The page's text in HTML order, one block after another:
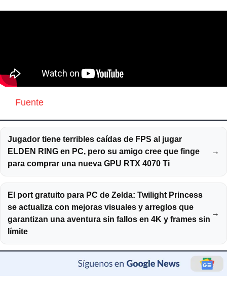
Fuente
Jugador tiene terribles caídas de FPS al jugar
ELDEN RING en PC, pero su amigo cree que finge
para comprar una nueva GPU RTX 4070 Ti
→
El port gratuito para PC de Zelda: Twilight Princess
se actualiza con mejoras visuales y arreglos que
garantizan una aventura sin fallos en 4K y frames sin
límite
→